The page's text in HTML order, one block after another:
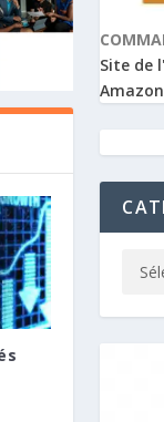
Site de
Amazon